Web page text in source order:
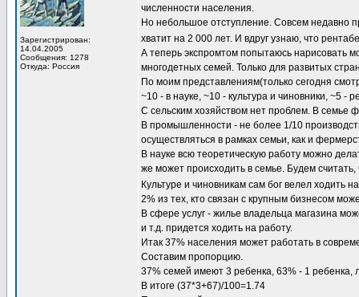
Зарегистрирован:
14.04.2005
Сообщения: 1278
Откуда: Россия
численности населения.
Но небольшое отступление. Совсем недавно
хватит на 2 000 лет. И вдруг узнаю, что
А теперь экспромтом попытаюсь нарисовать
многодетных семей. Только для развитых
По моим представлениям(только сегодня
~10 - в науке, ~10 - культура и чиновники, ~5 -
С сельским хозяйством нет проблем. В семье
В промышленности - не более 1/10
осуществляться в рамках семьи, как и
В науке всю теоретическую работу можно
же может происходить в семье. Будем
Культуре и чиновникам сам бог велел ходить
2% из тех, кто связан с крупным бизнесом
В сфере услуг - жилье владельца магазина
и т.д. придется ходить на работу.
Итак 37% населения может работать в
Составим пропорцию.
37% семей имеют 3 ребенка, 63% - 1 ребенка,
В итоге (37*3+67)/100=1.74